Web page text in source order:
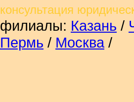
консультация
филиалы: Казань /
Пермь / Москва/